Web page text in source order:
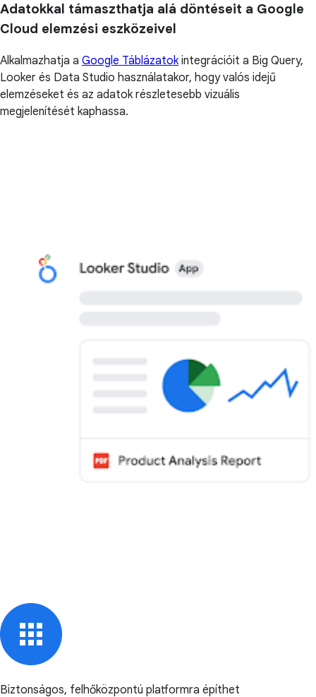
Adatokkal támaszthatja alá döntéseit a Google
Cloud elemzési eszközeivel
Alkalmazhatja a Google Táblázatokintegrációit a Big Query,
Looker és Data Studio használatakor, hogy valós idejű
elemzéseket és az adatok részletesebb vizuális
megjelenítését kaphassa.
Biztonságos, felhőközpontú platformra építhet